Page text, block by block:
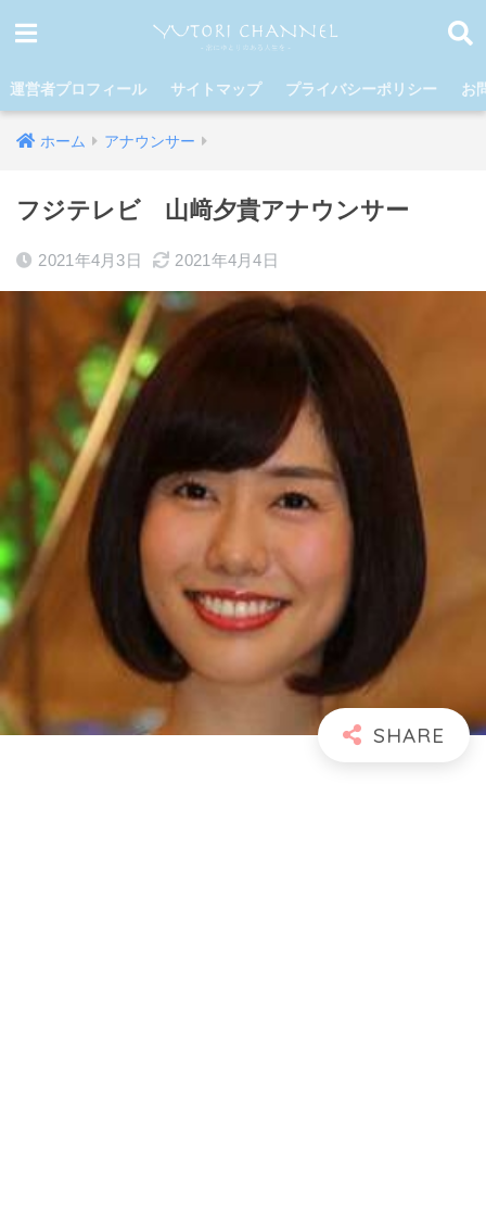
運営者プロフィール サイトマップ プライバシーポリシー お
ホーム アナウンサー
フジテレビ 山﨑夕貴アナウンサー
2021年4月3日 2021年4月4日